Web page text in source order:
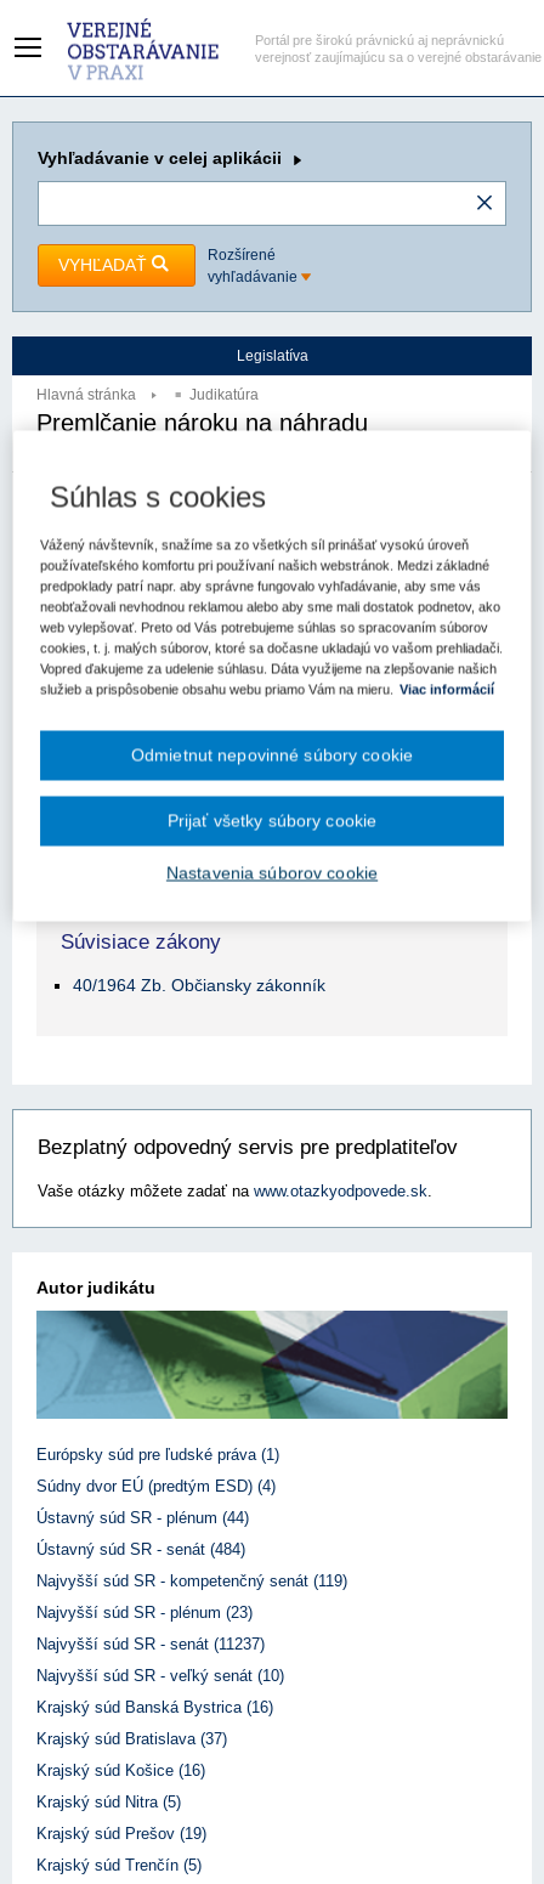
Portál pre širokú právnickú aj neprávnickú
verejnosť zaujímajúcu sa o verejné obstarávanie
Vyhľadávanie v celej aplikácii
VYHĽADAŤ
Rozšírené
vyhľadávanie
Legislatíva
Hlavná stránka Judikatúra
Premlčanie nároku na náhradu
Autor:Krajský súd Nitra Spzn:6Co/157/2014
Obsah judikátu sa zobrazuje len prihlásených
užívateľom.
Odomknite si prístup k odbornému obsahu na portáli.
Prístup k obsahu portálu majú len registrovaní používatelia
Ak ešte nemáte prístup k obsahu portálu, využite 10-dňovú
demo licenciu zdarma (stačí sa zaregistrovať).
Registrácia
Súvisiace zákony
40/1964 Zb. Občiansky zákonník
Bezplatný odpovedný servis pre predplatiteľov
Vaše otázky môžete zadať na www.otazkyodpovede.sk.
Autor judikátu
Európsky súd pre ľudské práva (1)
Súdny dvor EÚ (predtým ESD) (4)
Ústavný súd SR - plénum (44)
Ústavný súd SR - senát (484)
Najvyšší súd SR - kompetenčný senát (119)
Najvyšší súd SR - plénum (23)
Najvyšší súd SR - senát (11237)
Najvyšší súd SR - veľký senát (10)
Krajský súd Banská Bystrica (16)
Krajský súd Bratislava (37)
Krajský súd Košice (16)
Krajský súd Nitra (5)
Krajský súd Prešov (19)
Krajský súd Trenčín (5)
Súhlas s cookies
Vážený návštevník, snažíme sa zo všetkých síl prinášať vysokú úroveň
používateľského komfortu pri používaní našich webstránok. Medzi základné
predpoklady patrí napr. aby správne fungovalo vyhľadávanie, aby sme vás
neobťažovali nevhodnou reklamou alebo aby sme mali dostatok podnetov, ako
web vylepšovať. Preto od Vás potrebujeme súhlas so spracovaním súborov
cookies, t. j. malých súborov, ktoré sa dočasne ukladajú vo vašom prehliadači.
Vopred ďakujeme za udelenie súhlasu. Dáta využijeme na zlepšovanie našich
služieb a prispôsobenie obsahu webu priamo Vám na mieru. Viac informácií
Nastavenia súborov cookie
Odmietnut nepovinné súbory cookie
Prijať všetky súbory cookie